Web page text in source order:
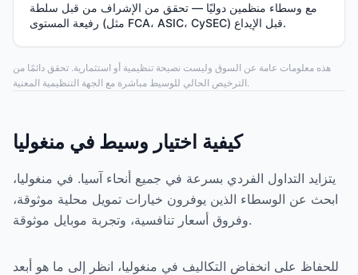
مع وسطاء منظمين دوليًا — تحقق من الإشراف من قبل سلطة
رفيعة المستوى (مثل FCA، ASIC، CySEC) قبل الإيداع.
هذه معلومات عامة عن السوق وليست نصيحة تنظيمية أو استثمارية. تحقق دائمًا من
الترخيص الحالي للوسيط مباشرة مع الجهة التنظيمية المعنية.
كيفية اختيار وسيط في منغوليا
يتزايد التداول الفردي بسرعة في جميع أنحاء آسيا. في منغوليا،
ابحث عن الوسطاء الذين يوفرون خيارات تمويل محلية موثوقة،
وفروق أسعار تنافسية، وتجربة موبايل موثوقة.
للحفاظ على انخفاض التكاليف في منغوليا، انظر إلى ما هو أبعد